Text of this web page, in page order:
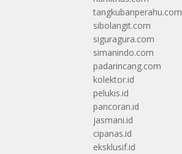
tangkubanperahu.com
sibolangit.com
siguragura.com
simanindo.com
padarincang.com
kolektor.id
pelukis.id
pancoran.id
jasmani.id
cipanas.id
eksklusif.id